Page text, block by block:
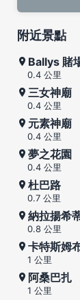
附近景點
Ballys 賭
0.4 公里
三女神廟
0.4 公里
元素神廟
0.4 公里
夢之花園
0.4 公里
杜巴路
0.7 公里
納拉揚希
0.8 公里
卡特斯姆
1 公里
阿桑巴扎
1 公里